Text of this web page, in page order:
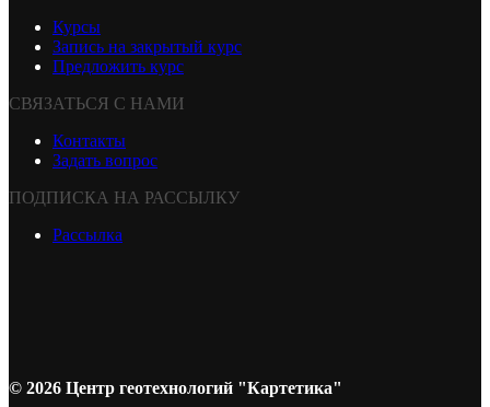
Курсы
Запись на закрытый курс
Предложить курс
СВЯЗАТЬСЯ С НАМИ
Контакты
Задать вопрос
ПОДПИСКА НА РАССЫЛКУ
Рассылка
© 2026 Центр геотехнологий "Картетика"